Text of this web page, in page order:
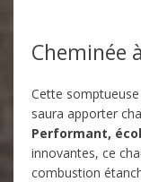
Cheminée
Cette
saura apporter
Performant,
innovantes, ce
combustion